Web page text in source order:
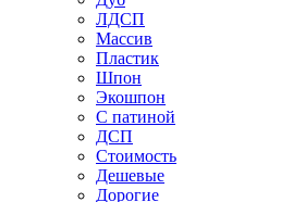
ЛДСП
Массив
Пластик
Шпон
Экошпон
С патиной
ДСП
Стоимость
Дешевые
Дорогие